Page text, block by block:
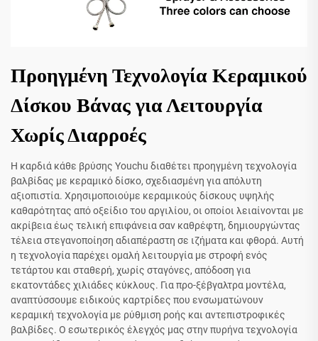
Προηγμένη Τεχνολογία Κεραμικού
Δίσκου Βάνας για Λειτουργία
Χωρίς Διαρροές
Η καρδιά κάθε βρύσης Youchu διαθέτει προηγμένη τεχνολογία
βαλβίδας με κεραμικό δίσκο, σχεδιασμένη για απόλυτη
αξιοπιστία. Χρησιμοποιούμε κεραμικούς δίσκους υψηλής
καθαρότητας από οξείδιο του αργιλίου, οι οποίοι λειαίνονται με
ακρίβεια έως τελική επιφάνεια σαν καθρέφτη, δημιουργώντας
τέλεια στεγανοποίηση αδιαπέραστη σε ιζήματα και φθορά. Αυτή
η τεχνολογία παρέχει ομαλή λειτουργία με στροφή ενός
τετάρτου και σταθερή, χωρίς σταγόνες, απόδοση για
εκατοντάδες χιλιάδες κύκλους. Για προ-ξέβγαλτρα μοντέλα,
αναπτύσσουμε ειδικούς καρτρίδες που ενσωματώνουν
κεραμική τεχνολογία με ρύθμιση ροής και αντεπιστροφικές
βαλβίδες. Ο εσωτερικός έλεγχός μας στην πυρήνα τεχνολογία